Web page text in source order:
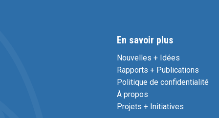
En savoir plus
Nouvelles + Idées
Rapports + Publications
Politique de confidentialité
À propos
Projets + Initiatives